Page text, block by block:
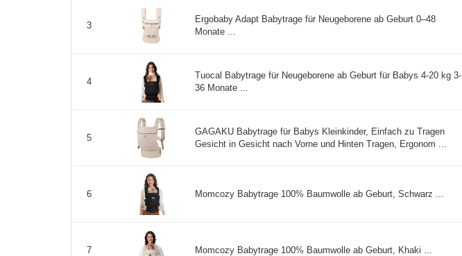
3
Ergobaby Adapt Babytrage für Neugeborene ab Geburt 0–48
Monate ...
4
Tuocal Babytrage für Neugeborene ab Geburt für Babys 4-20 kg 3-
36 Monate ...
5
GAGAKU Babytrage für Babys Kleinkinder, Einfach zu Tragen
Gesicht in Gesicht nach Vorne und Hinten Tragen, Ergonom ...
6 Momcozy Babytrage 100% Baumwolle ab Geburt, Schwarz ...
7 Momcozy Babytrage 100% Baumwolle ab Geburt, Khaki ...